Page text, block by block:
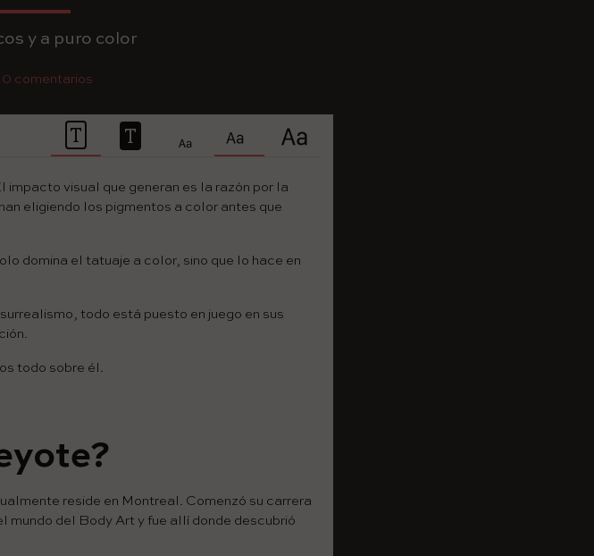
y a puro color
0 comentarios
visual que generan es la razón por la
eligiendo los pigmentos a color antes que
domina el tatuaje a color, sino que lo hace en
todo está puesto en juego en sus
todo sobre él.
reside en Montreal. Comenzó su carrera
mundo del Body Art y fue allí donde descubrió